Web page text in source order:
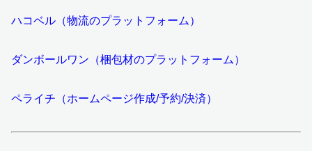
ハコベル（物流のプラットフォーム）
ダンボールワン（梱包材のプラットフォーム）
ペライチ（ホームページ作成/予約/決済）